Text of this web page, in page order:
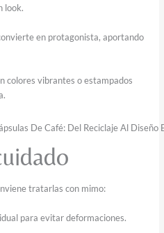
look.
en protagonista, aportando
colores vibrantes o estampados
tratarlas con mimo:
para evitar deformaciones.